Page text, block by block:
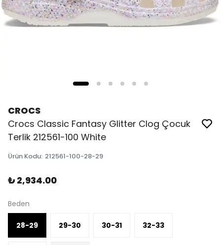
CROCS
Crocs Classic Fantasy Glitter Clog Çocuk
Terlik 212561-100 White
Ürün Kodu: 212561-100-28-29
₺ 2,934.00
Beden
28-29 29-30 30-31 32-33